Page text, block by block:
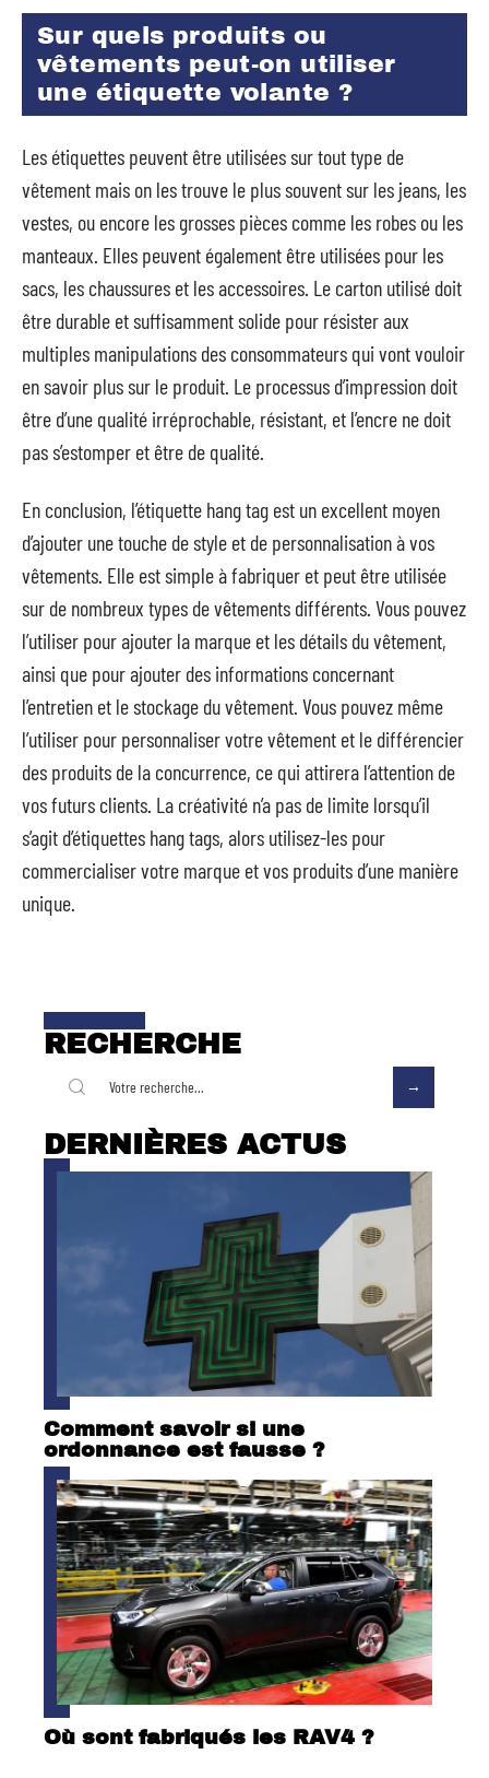
Sur quels produits ou
vêtements peut-on utiliser
une étiquette volante ?
Les étiquettes peuvent être utilisées sur tout type de
vêtement mais on les trouve le plus souvent sur les jeans, les
vestes, ou encore les grosses pièces comme les robes ou les
manteaux. Elles peuvent également être utilisées pour les
sacs, les chaussures et les accessoires. Le carton utilisé doit
être durable et suffisamment solide pour résister aux
multiples manipulations des consommateurs qui vont vouloir
en savoir plus sur le produit. Le processus d’impression doit
être d’une qualité irréprochable, résistant, et l’encre ne doit
pas s’estomper et être de qualité.
En conclusion, l’étiquette hang tag est un excellent moyen
d’ajouter une touche de style et de personnalisation à vos
vêtements. Elle est simple à fabriquer et peut être utilisée
sur de nombreux types de vêtements différents. Vous pouvez
l’utiliser pour ajouter la marque et les détails du vêtement,
ainsi que pour ajouter des informations concernant
l’entretien et le stockage du vêtement. Vous pouvez même
l’utiliser pour personnaliser votre vêtement et le différencier
des produits de la concurrence, ce qui attirera l’attention de
vos futurs clients. La créativité n’a pas de limite lorsqu’il
s’agit d’étiquettes hang tags, alors utilisez-les pour
commercialiser votre marque et vos produits d’une manière
unique.
RECHERCHE
DERNIÈRES ACTUS
Comment savoir si une
ordonnance est fausse ?
Où sont fabriqués les RAV4 ?